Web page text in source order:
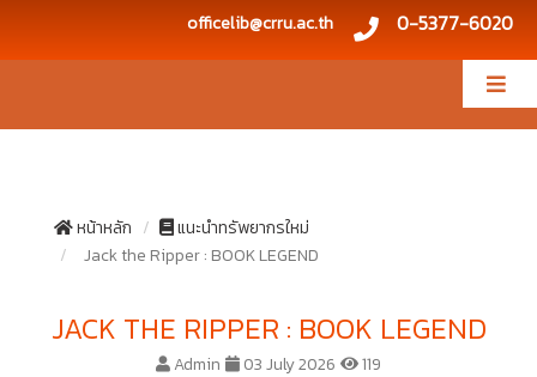
officelib@crru.ac.th 0-5377-6020
หน้าหลัก
แนะนำทรัพยากรใหม่
Jack the Ripper : BOOK LEGEND
JACK THE RIPPER : BOOK LEGEND
Admin 03 July 2026 119